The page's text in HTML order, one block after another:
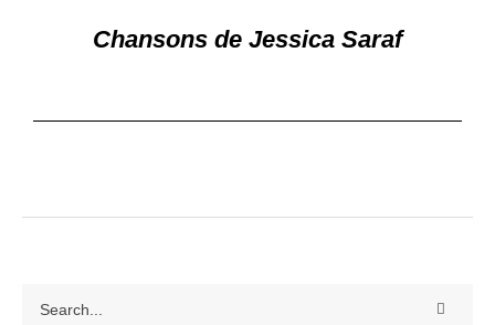
Chansons de Jessica Saraf